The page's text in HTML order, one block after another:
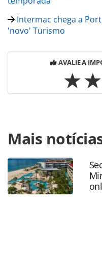
Intermac chega a
'novo' Turismo
AVALIE A
https://
de-portugal-trazem-14-
bahia_186563.html ou as
página. Todo o conteúdo
Editora é protegido pela
autoral. Não reproduza o
Mais